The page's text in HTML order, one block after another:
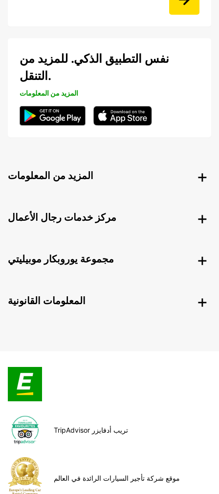
نفس التطبيق الذكي. للمزيد من
التنقل.
المزيد من المعلومات
المزيد من المعلومات
مركز خدمات رجال الأعمال
مجموعة يوروبكار موبيليتي
المعلومات القانونية
TripAdvisor تريب أدفايزر
موقع شركة تأجير السيارات الرائدة في العالم